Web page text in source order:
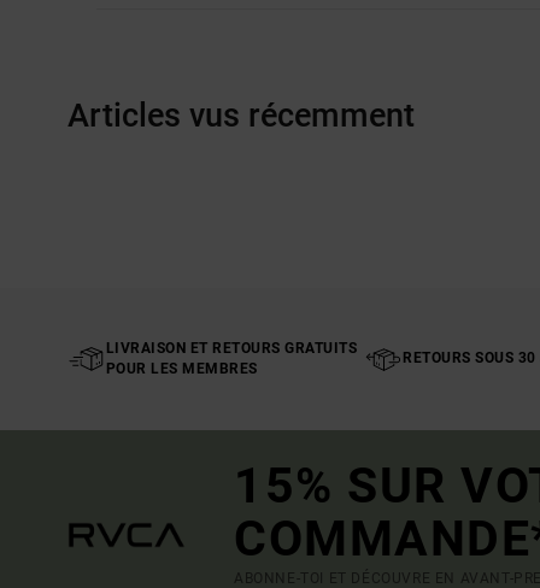
Articles vus récemment
LIVRAISON ET RETOURS GRATUITS
POUR LES MEMBRES
RETOURS SOUS
15% SUR
ABONNE-TOI ET DÉCOUVRE EN AVANT-